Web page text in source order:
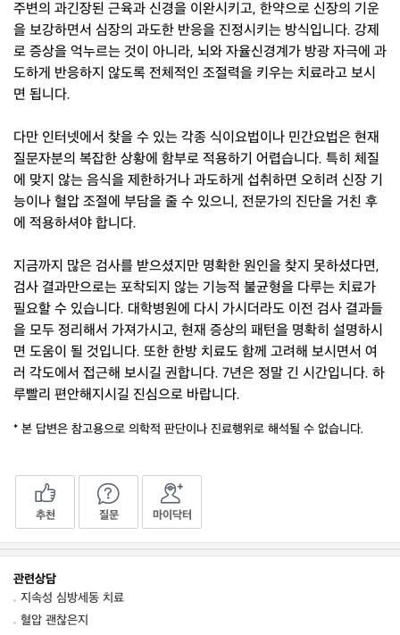
주변의 과긴장된 근육과 신경을 이완시키고, 한약으로 신장의 기운
을 보강하면서 심장의 과도한 반응을 진정시키는 방식입니다. 강제
로 증상을 억누르는 것이 아니라, 뇌와 자율신경계가 방광 자극에 과
도하게 반응하지 않도록 전체적인 조절력을 키우는 치료라고 보시
면 됩니다.
다만 인터넷에서 찾을 수 있는 각종 식이요법이나 민간요법은 현재
질문자분의 복잡한 상황에 함부로 적용하기 어렵습니다. 특히 체질
에 맞지 않는 음식을 제한하거나 과도하게 섭취하면 오히려 신장 기
능이나 혈압 조절에 부담을 줄 수 있으니, 전문가의 진단을 거친 후
에 적용하셔야 합니다.
지금까지 많은 검사를 받으셨지만 명확한 원인을 찾지 못하셨다면,
검사 결과만으로는 포착되지 않는 기능적 불균형을 다루는 치료가
필요할 수 있습니다. 대학병원에 다시 가시더라도 이전 검사 결과들
을 모두 정리해서 가져가시고, 현재 증상의 패턴을 명확히 설명하시
면 도움이 될 것입니다. 또한 한방 치료도 함께 고려해 보시면서 여
러 각도에서 접근해 보시길 권합니다. 7년은 정말 긴 시간입니다. 하
루빨리 편안해지시길 진심으로 바랍니다.
* 본 답변은 참고용으로 의학적 판단이나 진료행위로 해석될 수 없습니다.
추천 질문 마이닥터
관련상담
지속성 심방세동 치료
혈압 괜찮은지